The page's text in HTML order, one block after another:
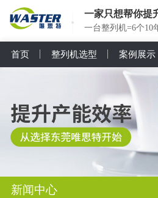
一家只想帮你提
一台整列机=6个10
首页 整列机选型 案例展示
新闻中心